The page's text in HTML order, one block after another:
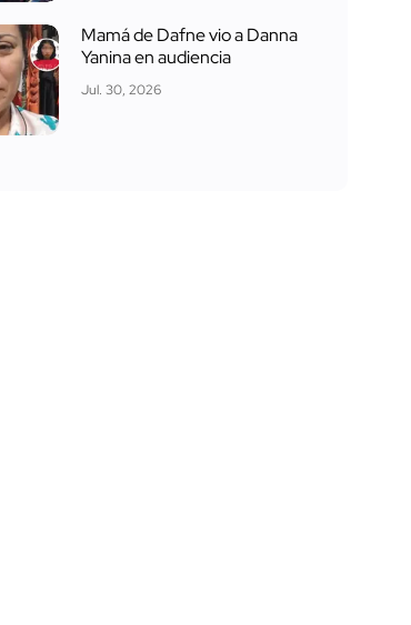
Mamá de Dafne vio a Danna
Yanina en audiencia
Jul. 30, 2026